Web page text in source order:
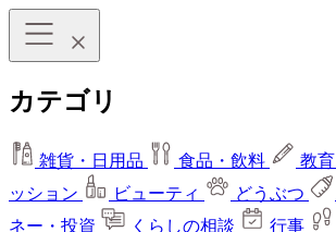
カテゴリ
雑貨・日用品 食品・飲料 教育
ッション
ビューティ どうぶつ
ネー・投資
くらしの相談 行事